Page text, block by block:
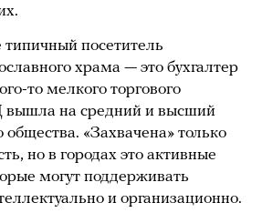
типичный посетитель
храма — это бухгалтер
то мелкого торгового
на средний и высший
общества. «Захвачена» только
но в городах это активные
могут поддерживать
и организационно.